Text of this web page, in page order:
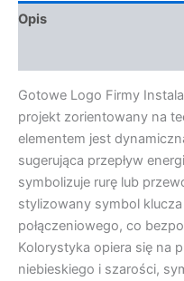
Opis
Gotowe Logo Firmy
projekt zorientowany na
elementem jest
sugerująca przepływ
symbolizuje rurę lub
stylizowany symbol
połączeniowego, co
Kolorystyka opiera się na
niebieskiego i szarości,